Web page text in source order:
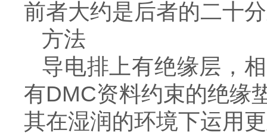
前者大约是后者的二十
方法
导电排上有绝缘层，
有DMC资料约束的绝缘
其在湿润的环境下运用